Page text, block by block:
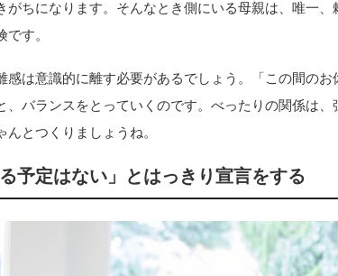
がちになります。そんなとき側にいる母親は、唯一
です。
感は意識的に離す必要があるでしょう。「この間の
、バランスをとっていくのです。べったりの関係は
んとつくりましょうね。
る予定はない」とはっきり宣言をする